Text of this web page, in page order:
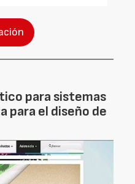
para sistemas
para el diseño de